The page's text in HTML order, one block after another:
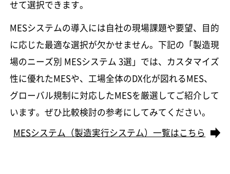
せて選択できます。
MESシステムの導入には自社の現場課題や要望、目的
に応じた最適な選択が欠かせません。下記の「製造現
場のニーズ別 MESシステム 3選」では、カスタマイズ
性に優れたMESや、工場全体のDX化が図れるMES、
グローバル規制に対応したMESを厳選してご紹介して
います。ぜひ比較検討の参考にしてみてください。
MESシステム（製造実行システム）一覧はこちら